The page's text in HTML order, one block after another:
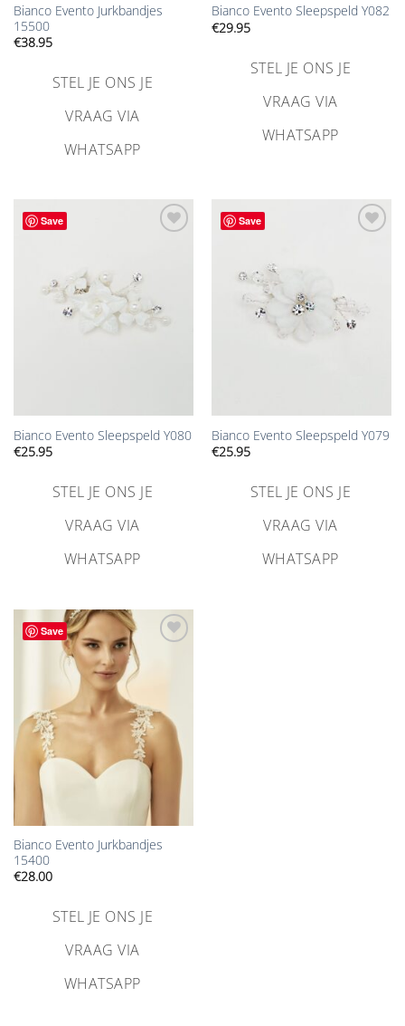
Bianco Evento Jurkbandjes
15500
€38.95
STEL JE ONS JE
VRAAG VIA
WHATSAPP
Bianco Evento Sleepspeld Y082
€29.95
STEL JE ONS JE
VRAAG VIA
WHATSAPP
Save
toevoegen
Bianco Evento Sleepspeld Y080
€25.95
STEL JE ONS JE
VRAAG VIA
WHATSAPP
Save
Bianco Evento Sleepspeld Y079
€25.95
STEL JE ONS JE
VRAAG VIA
WHATSAPP
Save
verlanglijst
toevoegen
Bianco Evento Jurkbandjes
15400
€28.00
STEL JE ONS JE
VRAAG VIA
WHATSAPP